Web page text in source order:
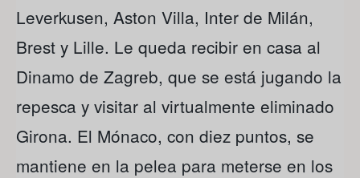
Leverkusen, Aston Villa, Inter de Milán,
Brest y Lille. Le queda recibir en casa al
Dinamo de Zagreb, que se está jugando la
repesca y visitar al virtualmente eliminado
Girona. El Mónaco, con diez puntos, se
mantiene en la pelea para meterse en los